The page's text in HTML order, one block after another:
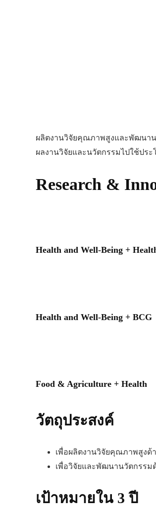
ผลิตงานวิจัยคุณภาพสูงและพัฒนาน
ผลงานวิจัยและนวัตกรรมไปใช้ประ
Research &
Health and Well-Being +
Health and Well-Being + BCG
Food & Agriculture + Health
วัตถุประสงค์
เพื่อผลิตงานวิจัยคุณภาพสูงด้
เพื่อวิจัยและพัฒนานวัตกรรม
เป้าหมายใน 3 ปี